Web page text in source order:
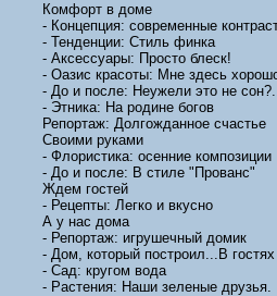
Комфорт в доме
- Концепция: современные
- Тенденции: Стиль финка
- Аксессуары: Просто блеск!
- Оазис красоты: Мне здесь
- До и после: Неужели это не
- Этника: На родине богов
Репортаж: Долгожданное счастье
Своими руками
- Флористика: осенние композиции
- До и после: В стиле "Прованс"
Ждем гостей
- Рецепты: Легко и вкусно
А у нас дома
- Репортаж: игрушечный домик
- Дом, который построил...В
- Сад: кругом вода
- Растения: Наши зеленые друзья.